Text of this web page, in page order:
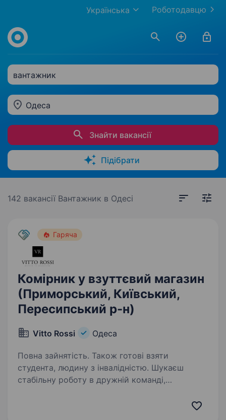
Роботодавцю
Українська
вантажник
Одеса
Знайти вакансії
Підібрати
142 вакансії Вантажник в Одесі
Гаряча
Комірник у взуттєвий магазин
(Приморський, Київський,
Пересипський р-н)
Vitto Rossi Одеса
Повна зайнятість. Також готові взяти
студента, людину з інвалідністю. Шукаєш
стабільну роботу в дружній команді,